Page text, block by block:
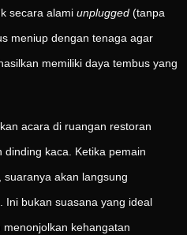
secara alami unplugged (tanpa
meniup dengan tenaga agar
memiliki daya tembus yang
acara di ruangan restoran
kaca. Ketika pemain
akan langsung
Ini bukan suasana yang ideal
kehangatan